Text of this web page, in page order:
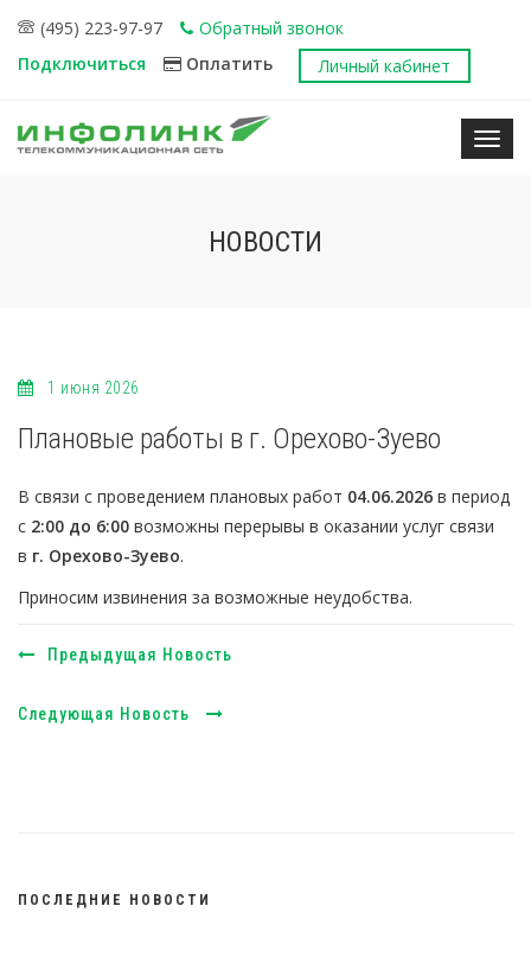
(495) 223-97-97
Обратный звонок
Подключиться
Оплатить Личный кабинет
НОВОСТИ
1 июня 2026
Плановые работы в г. Орехово-Зуево
В связи с проведением плановых работ 04.06.2026 в период
с 2:00 до 6:00 возможны перерывы в оказании услуг связи
в г. Орехово-Зуево.
Приносим извинения за возможные неудобства.
Предыдущая Новость
Следующая Новость
ПОСЛЕДНИЕ НОВОСТИ